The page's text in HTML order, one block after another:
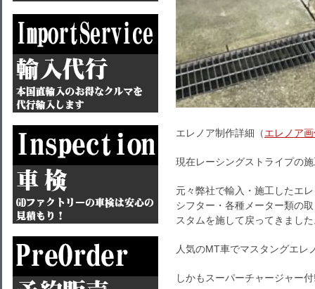
エレノア制作詳細（エレノア
現在レーシングストライプの
元々弊社で輸入・施工したエ
シフター・各種メーター類の
スタムを施して戻ってきまし
人気のMT車でマスタングエレ
しかもスーパーチャージャー